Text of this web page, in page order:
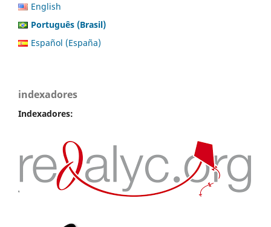
English
Português (Brasil)
Español (España)
indexadores
Indexadores: